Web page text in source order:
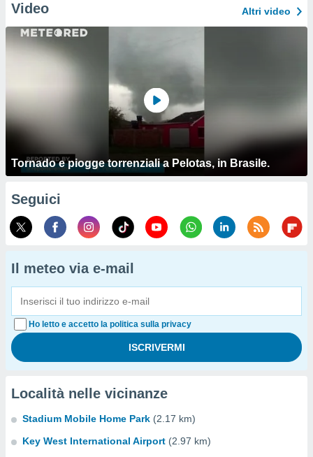
Video Altri video
Tornado e piogge torrenziali a Pelotas, in Brasile.
Seguici
Il meteo via e-mail
Ho letto e accetto la politica sulla privacy
Località nelle vicinanze
Stadium Mobile Home Park (2.17 km)
Key West International Airport (2.97 km)